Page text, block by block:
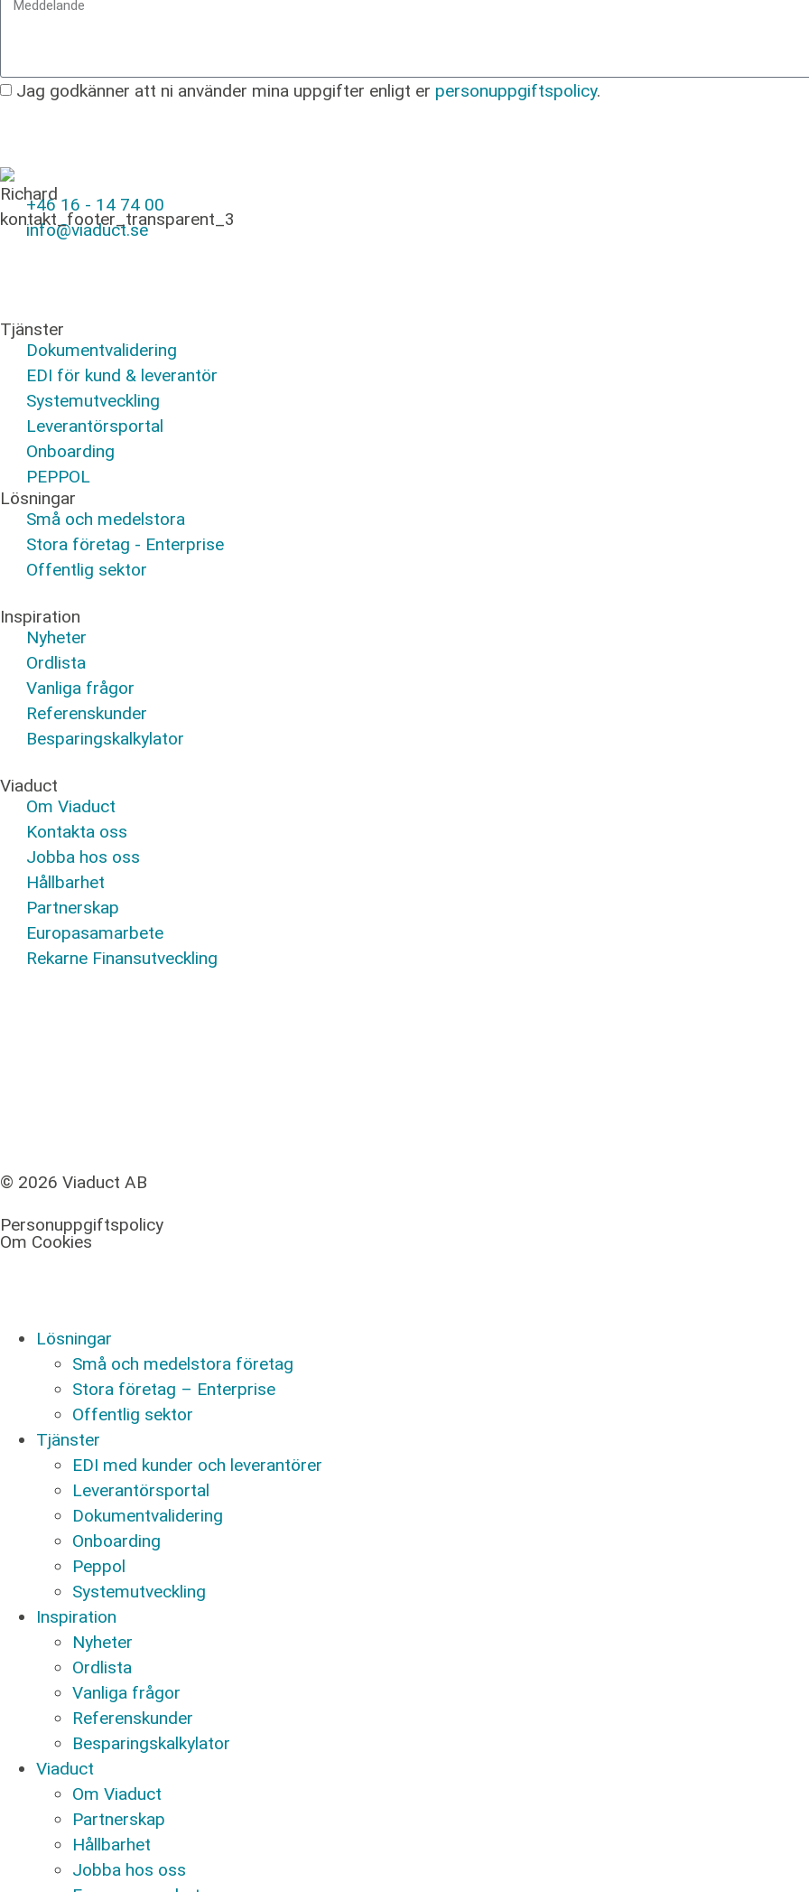
Jag godkänner att ni använder mina uppgifter enligt er personuppgiftspolicy.
+46 16 - 14 74 00
info@viaduct.se
Tjänster
Dokumentvalidering
EDI för kund & leverantör
Systemutveckling
Leverantörsportal
Onboarding
PEPPOL
Lösningar
Små och medelstora
Stora företag - Enterprise
Offentlig sektor
Inspiration
Nyheter
Ordlista
Vanliga frågor
Referenskunder
Besparingskalkylator
Viaduct
Om Viaduct
Kontakta oss
Jobba hos oss
Hållbarhet
Partnerskap
Europasamarbete
Rekarne Finansutveckling
© 2026 Viaduct AB
Personuppgiftspolicy
Om Cookies
Lösningar
Små och medelstora företag
Stora företag – Enterprise
Offentlig sektor
Tjänster
EDI med kunder och leverantörer
Leverantörsportal
Dokumentvalidering
Onboarding
Peppol
Systemutveckling
Inspiration
Nyheter
Ordlista
Vanliga frågor
Referenskunder
Besparingskalkylator
Viaduct
Om Viaduct
Partnerskap
Hållbarhet
Jobba hos oss